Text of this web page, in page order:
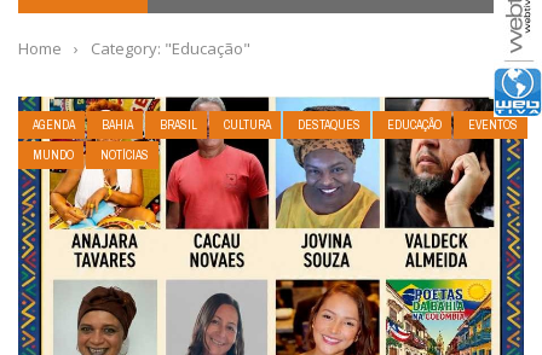
Home › Category: "Educação"
AGENDA BAHIA BRASIL CULTURA DESTAQUES EDUCAÇÃO
EVENTOS
MUNDO
NOTÍCIAS